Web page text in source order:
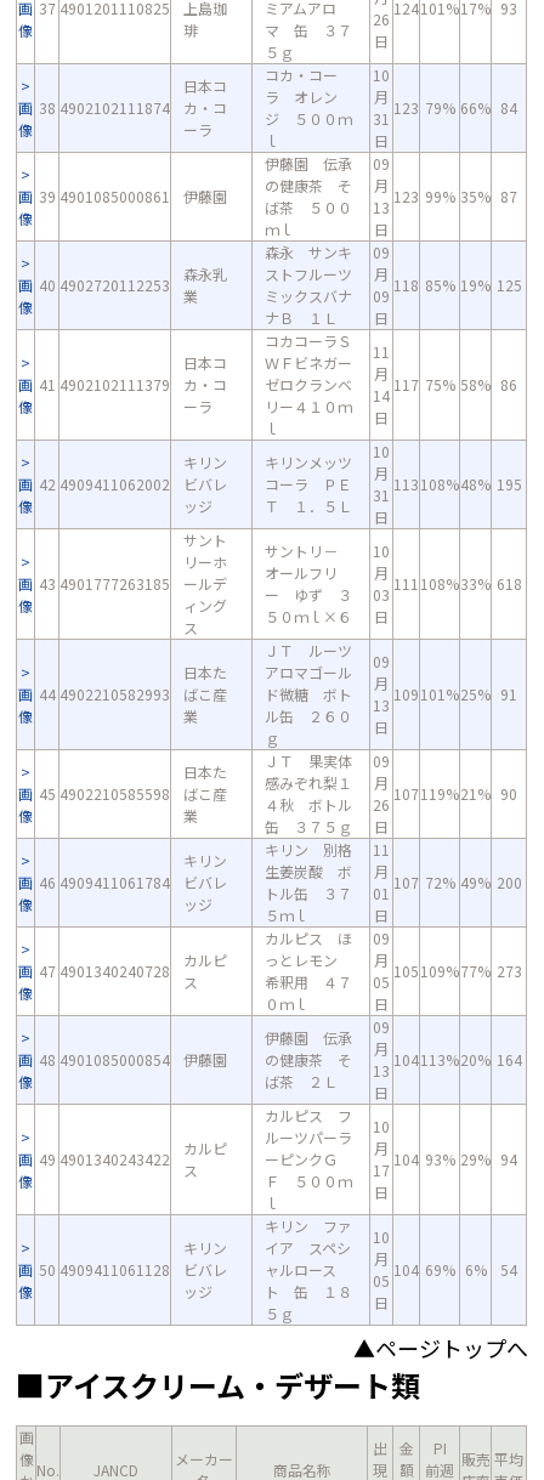
画
像
37 4901201110825
上島珈
琲
ミアムアロ
マ 缶 ３７
５ｇ
26
日
124101%17% 93
画
像
38 4902102111874
日本コ
カ・コ
ーラ
コカ・コー
ラ オレン
ジ ５００ｍ
ｌ
10
月
31
日
123 79% 66% 84
画
像
39 4901085000861 伊藤園
伊藤園 伝承
の健康茶 そ
ば茶 ５００
ｍｌ
09
月
13
日
123 99% 35% 87
画
像
40 4902720112253
森永乳
業
森永 サンキ
ストフルーツ
ミックスバナ
ナＢ １Ｌ
09
月
09
日
118 85% 19% 125
画
像
41 4902102111379
日本コ
カ・コ
ーラ
コカコーラＳ
ＷＦビネガー
ゼロクランベ
リー４１０ｍ
ｌ
11
月
14
日
117 75% 58% 86
画
像
42 4909411062002
キリン
ビバレ
ッジ
キリンメッツ
コーラ ＰＥ
Ｔ １．５Ｌ
10
月
31
日
113108%48% 195
画
像
43 4901777263185
サント
リーホ
ールデ
ィング
ス
サントリ－
オールフリ
ー ゆず ３
５０ｍｌ×６
10
月
03
日
111 108%33% 618
画
像
44 4902210582993
日本た
ばこ産
業
ＪＴ ルーツ
アロマゴール
ド微糖 ボト
ル缶 ２６０
ｇ
09
月
13
日
109101%25% 91
画
像
45 4902210585598
日本た
ばこ産
業
ＪＴ 果実体
感みぞれ梨１
４秋 ボトル
缶 ３７５ｇ
09
月
26
日
107119%21% 90
画
像
46 4909411061784
キリン
ビバレ
ッジ
キリン 別格
生姜炭酸 ボ
トル缶 ３７
５ｍｌ
11
月
01
日
107 72% 49% 200
画
像
47 4901340240728
カルピ
ス
カルピス ほ
っとレモン
希釈用 ４７
０ｍｌ
09
月
05
日
105109%77% 273
画
像
48 4901085000854 伊藤園
伊藤園 伝承
の健康茶 そ
ば茶 ２Ｌ
09
月
13
日
104113%20% 164
画
像
49 4901340243422
カルピ
ス
カルピス フ
ルーツパーラ
ーピンクＧ
Ｆ ５００ｍ
ｌ
10
月
17
日
104 93% 29% 94
画
像
50 4909411061128
キリン
ビバレ
ッジ
キリン ファ
イア スペシ
ャルロース
ト 缶 １８
５ｇ
10
月
05
日
104 69% 6% 54
▲ページトップへ
■アイスクリーム・デザート類
画
像
No. JANCD
メーカー
商品名称
出
現
金
額
PI
前週
販売 平均